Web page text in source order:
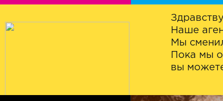
Наше
Мы
Пока мы
вы